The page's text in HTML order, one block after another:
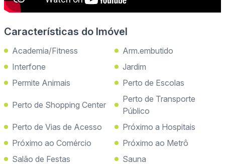
Características do Imóvel
Academia/Fitness
Arm.embutido
Interfone
Jardim
Permite Animais
Perto de Escolas
Perto de Shopping Center
Perto de Transporte
Público
Perto de Vias de Acesso
Próximo a Hospitais
Próximo ao Comércio
Próximo ao Metrô
Salão de Festas
Sauna